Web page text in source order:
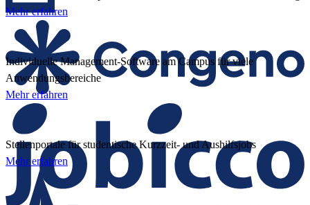
Mehr erfahren
Individuelle Management-Software am Campus für viele
Anwendungsbereiche
Mehr erfahren
Stellenportale für studentische Kurzzeit- und Aushilfsjobs
Mehr erfahren